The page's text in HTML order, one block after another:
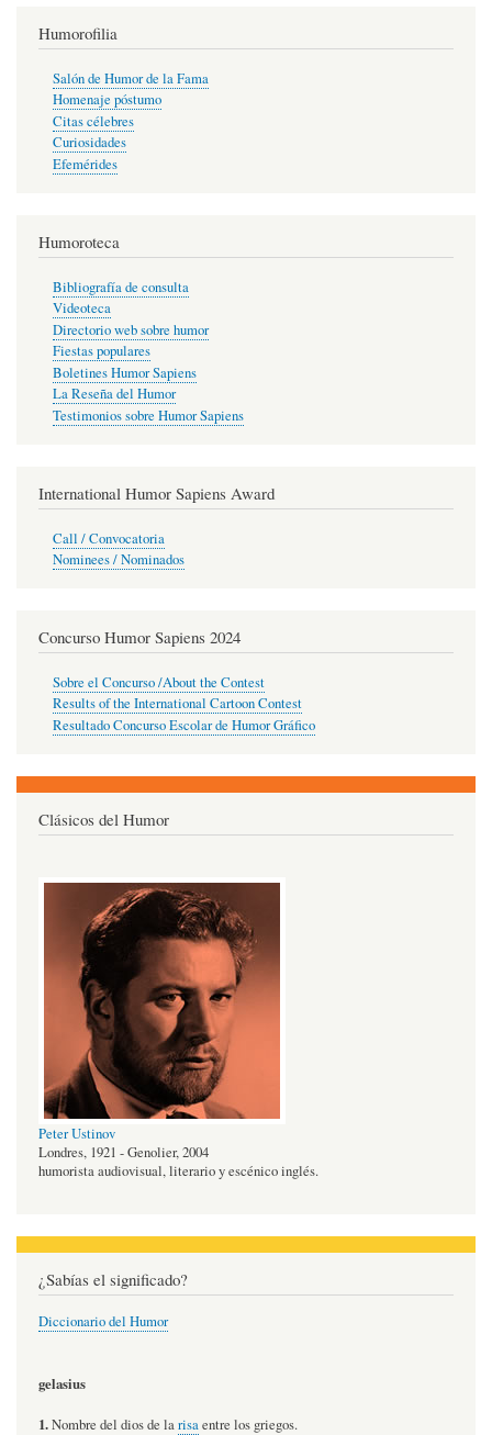
Humorofilia
Salón de Humor de la Fama
Homenaje póstumo
Citas célebres
Curiosidades
Efemérides
Humoroteca
Bibliografía de consulta
Videoteca
Directorio web sobre humor
Fiestas populares
Boletines Humor Sapiens
La Reseña del Humor
Testimonios sobre Humor Sapiens
International Humor Sapiens Award
Call / Convocatoria
Nominees / Nominados
Concurso Humor Sapiens 2024
Sobre el Concurso /About the Contest
Results of the International Cartoon Contest
Resultado Concurso Escolar de Humor Gráfico
Clásicos del Humor
Peter Ustinov
Londres, 1921 - Genolier, 2004
humorista audiovisual, literario y escénico inglés.
¿Sabías el significado?
Diccionario del Humor
gelasius
1.Nombre del dios de larisaentre los griegos.